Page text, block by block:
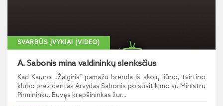
SVARBŪS ĮVYKIAI (VIDEO)
A. Sabonis mina valdininkų slenksčius
Kad Kauno „Žalgiris“ pamažu brenda iš skolų liūno, tvirtino
klubo prezidentas Arvydas Sabonis po susitikimo su Ministru
Pirmininku. Buvęs krepšininkas žur...